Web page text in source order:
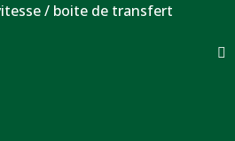
/ boite de transfert